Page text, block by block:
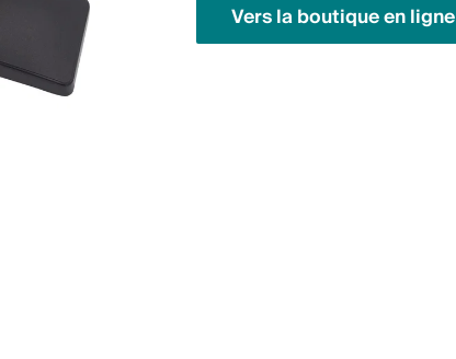
Vers la boutique en ligne